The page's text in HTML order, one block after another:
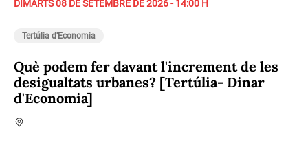
DIMARTS 08 DE SETEMBRE DE 2026 - 14:00 H
Tertúlia d'Economia
Què podem fer davant l'increment de les
desigualtats urbanes? [Tertúlia- Dinar
d'Economia]